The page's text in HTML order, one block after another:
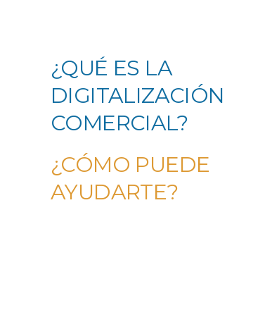
¿QUÉ ES LA
DIGITALIZACIÓN
COMERCIAL?
¿CÓMO PUEDE
AYUDARTE?